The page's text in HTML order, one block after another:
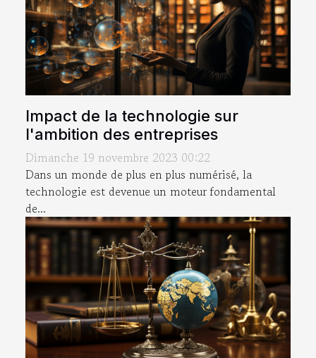
Impact de la technologie sur
l'ambition des entreprises
Dimanche 19 novembre 2023 00:22
Dans un monde de plus en plus numérisé, la
technologie est devenue un moteur fondamental
de...